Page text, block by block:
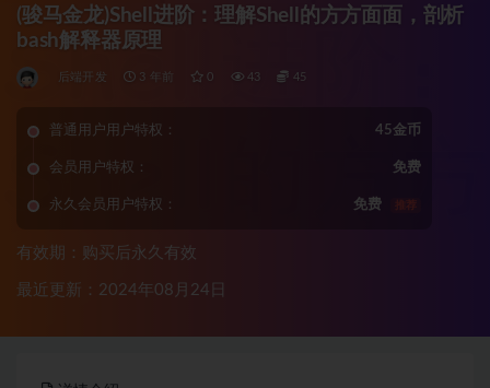
(骏马金龙)Shell进阶：理解Shell的方方面面，剖析
bash解释器原理
后端开发 3 年前 0 43 45
普通用户用户特权： 45金币
会员用户特权： 免费
永久会员用户特权： 免费 推荐
有效期：购买后永久有效
最近更新：2024年08月24日